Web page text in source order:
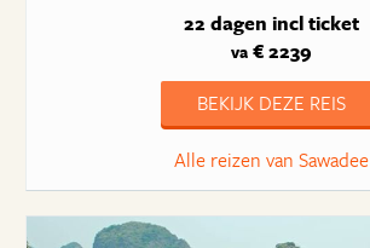
22 dagen incl ticket
va€ 2239
BEKIJK DEZE REIS
Alle reizen van Sawadee